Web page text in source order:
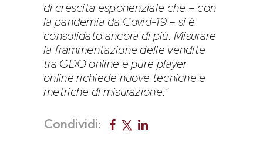
di crescita esponenziale che – con
la pandemia da Covid-19 – si è
consolidato ancora di più. Misurare
la frammentazione delle vendite
tra GDO online e pure player
online richiede nuove tecniche e
metriche di misurazione.”
Condividi: